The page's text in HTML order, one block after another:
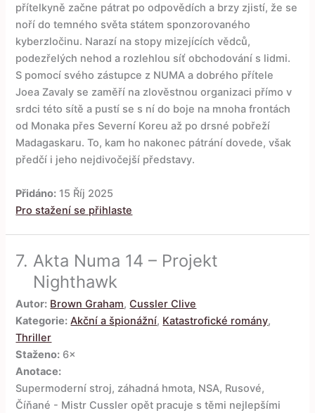
přítelkyně začne pátrat po odpovědích a brzy zjistí, že se
noří do temného světa státem sponzorovaného
kyberzločinu. Narazí na stopy mizejících vědců,
podezřelých nehod a rozlehlou síť obchodování s lidmi.
S pomocí svého zástupce z NUMA a dobrého přítele
Joea Zavaly se zaměří na zlověstnou organizaci přímo v
srdci této sítě a pustí se s ní do boje na mnoha frontách
od Monaka přes Severní Koreu až po drsné pobřeží
Madagaskaru. To, kam ho nakonec pátrání dovede, však
předčí i jeho nejdivočejší představy.
Přidáno: 15 Říj 2025
Pro stažení se přihlaste
7. Akta Numa 14 – Projekt
Nighthawk
Autor: Brown Graham,Cussler Clive
Kategorie: Akční a špionážní, Katastrofické romány,
Thriller
Staženo: 6×
Anotace:
Supermoderní stroj, záhadná hmota, NSA, Rusové,
Číňané - Mistr Cussler opět pracuje s těmi nejlepšími